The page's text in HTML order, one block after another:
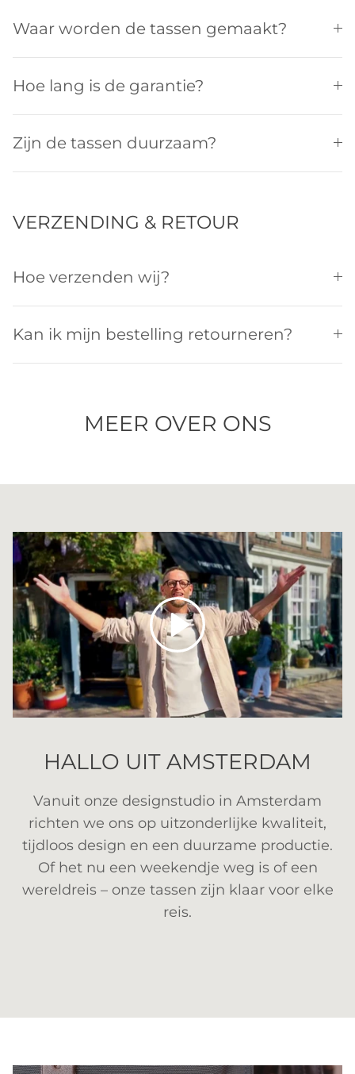
Waar worden de tassen gemaakt?
Hoe lang is de garantie?
Zijn de tassen duurzaam?
VERZENDING & RETOUR
Hoe verzenden wij?
Kan ik mijn bestelling retourneren?
MEER OVER ONS
Spelen
HALLO UIT AMSTERDAM
Vanuit onze designstudio in Amsterdam
richten we ons op uitzonderlijke kwaliteit,
tijdloos design en een duurzame productie.
Of het nu een weekendje weg is of een
wereldreis – onze tassen zijn klaar voor elke
reis.